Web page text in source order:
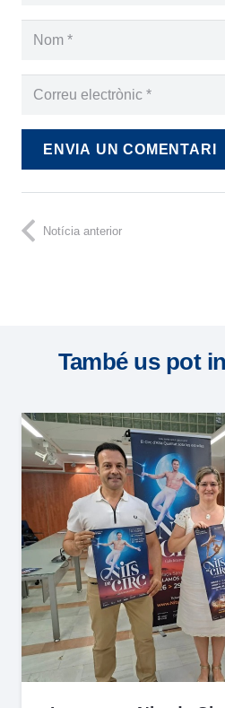
ENVIA UN COMENTARI
Notícia anterior
També us pot